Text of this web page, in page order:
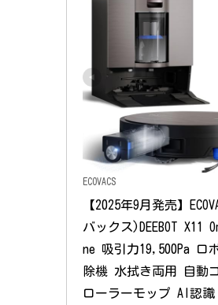
ECOVACS
【2025年9月発売】
バックス)DEEBOT X11
ne 吸引力19,500Pa ロ
除機 水拭き両用 自動
ローラーモップ AI認